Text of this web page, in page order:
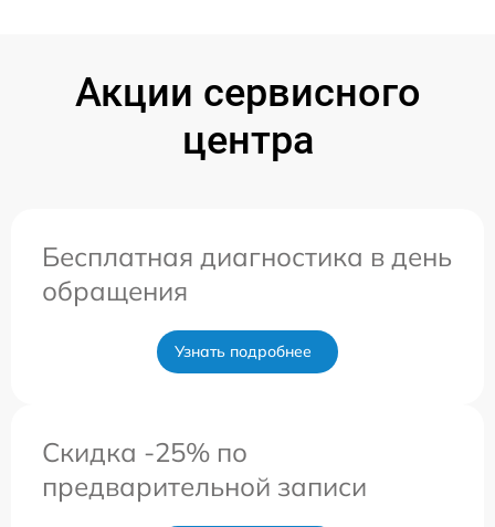
Акции сервисного
центра
Бесплатная диагностика в день
обращения
Узнать подробнее
Скидка -25% по
предварительной записи